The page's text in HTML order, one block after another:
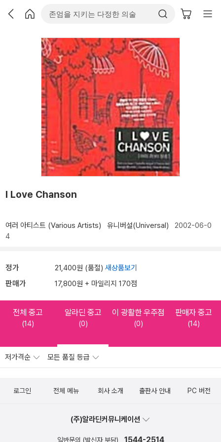
I Love Chanson
여러 아티스트 (Various Artists) 유니버설(Universal) 2002-06-0
4
정가 21,400원 (품절) 새상품보기
판매가 17,800원 + 마일리지 170점
전체 중고
(14)
알라딘 중고
(0)
이 광활한 우주점
(0)
판매자 중고
(14)
저가격순 모든 품질 등급
로그인 전체 메뉴 회사 소개 출판사 안내 PC 버전
(주)알라딘커뮤니케이션
일반문의 (발신자 부담) 1544-2514